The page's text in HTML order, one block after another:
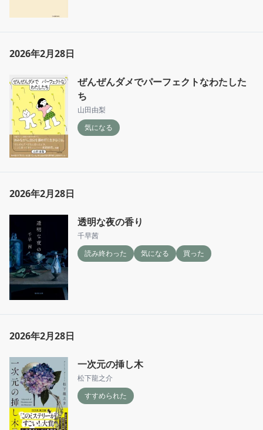
2026年2月28日
ぜんぜんダメでパーフェクトなわたした
ち
山田由梨
気になる
2026年2月28日
透明な夜の香り
千早茜
読み終わった
気になる 買った
2026年2月28日
一次元の挿し木
松下龍之介
すすめられた